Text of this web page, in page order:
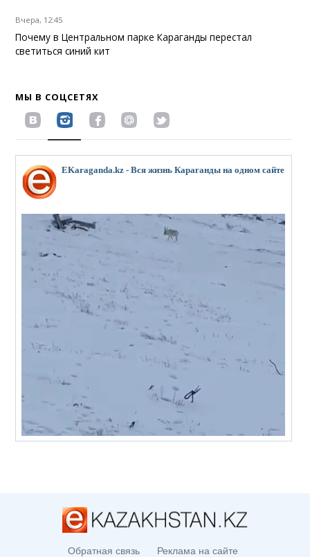
Вчера, 12:45
Почему в Центральном парке Караганды перестал
светиться синий кит
МЫ В СОЦСЕТЯХ
EKaraganda.kz - Вся жизнь Караганды на одном сайте
Обратная связь Реклама на сайте